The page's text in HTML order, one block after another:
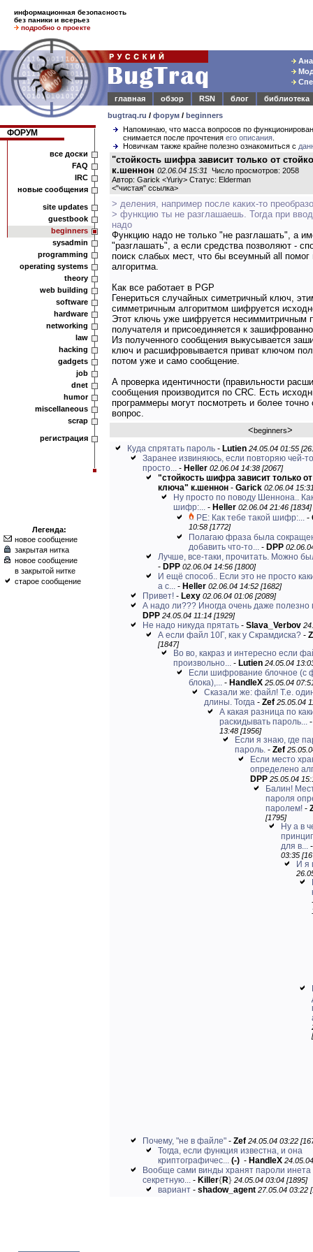
информационная безопасность
без паники и всерьез
подробно о проекте
главная
обзор RSN блог
библиотека
bugtraq.ru / форум / beginners
ФОРУМ
все доски
FAQ
IRC
новые сообщения
site updates
guestbook
beginners
sysadmin
programming
operating systems
theory
web building
software
hardware
networking
law
hacking
gadgets
job
dnet
humor
miscellaneous
scrap
регистрация
Легенда:
новое сообщение
закрытая нитка
новое сообщение
в закрытой нитке
старое сообщение
Напоминаю, что масса вопросов по
снимается после прочтения его описания
Новичкам также крайне полезно ознакомиться с
"стойкость шифра зависит только от
к.шеннон 02.06.04 15:31 Число просмотров: 2058
Автор: Garick <Yuriy> Статус: Elderman
<"чистая" ссылка>
> деления, например после каких-то
> функцию ты не разглашаешь. Тогда при
надо
Функцию надо не только "не разглашать", а
"разглашать", а если средства позволяют -
поиск слабых мест, что бы всеумный all помог
алгоритма.
Как все работает в PGP
Генериться случайных симетричный ключ,
симметричным алгоритмом шифруется
Этот ключь уже шифруется несиммитричным
получателя и присоединяется к
Из полученного сообщения выкусывается
ключ и расшифровывается приват ключом
потом уже и само сообщение.
А проверка идентичности (правильности
сообщения производится по CRC. Есть
программеры могут посмотреть и более точно
вопрос.
<beginners>
Куда спрятать пароль - Lutien 24.05.04 01:55
Заранее извиняюсь, если повторяю чей-
просто... - Heller 02.06.04 14:38 [2067]
"стойкость шифра зависит только от
ключа" к.шеннон - Garick 02.06.04
Ну просто по поводу Шеннона..
шифр:... - Heller 02.06.04 21:46 [1834]
РЕ: Как тебе такой шифр:... -
10:58 [1772]
Полагаю фраза была
добавить что-то... - DPP
Лучше, все-таки, прочитать. Можно
- DPP 02.06.04 14:56 [1800]
И ещё способ.. Если это не просто
а с... - Heller 02.06.04 14:52 [1682]
Привет! - Lexy 02.06.04 01:06 [2089]
А надо ли??? Иногда очень даже полезно
DPP 24.05.04 11:14 [1929]
Не надо никуда прятать - Slava_Verbov
А если файл 10Г, как у Скрамдиска? -
[1847]
Во во, какраз и интересно если
произвольно... - Lutien 24.05.04
Если шифрование блочное (с
блока),... - HandleX 25.05.04
Сказали же: файл! Т.е.
длины. Тогда - Zef 25.05.04
А какая разница по
раскидывать пароль...
13:48 [1956]
Если я знаю, где
пароль. - Zef
Если место
определено
DPP 25.05.04
Балин!
пароля
паролем! -
[1795]
Ну а в
для в...
03:35
И я
Почему, "не в файле" - Zef 24.05.04 03:22
Тогда, если функция известна, и она
криптографичес... (-) - HandleX
Вообще сами винды хранят пароли инета
секретную... - Killer{R} 24.05.04 03:04 [1895]
вариант - shadow_agent 27.05.04 03:22